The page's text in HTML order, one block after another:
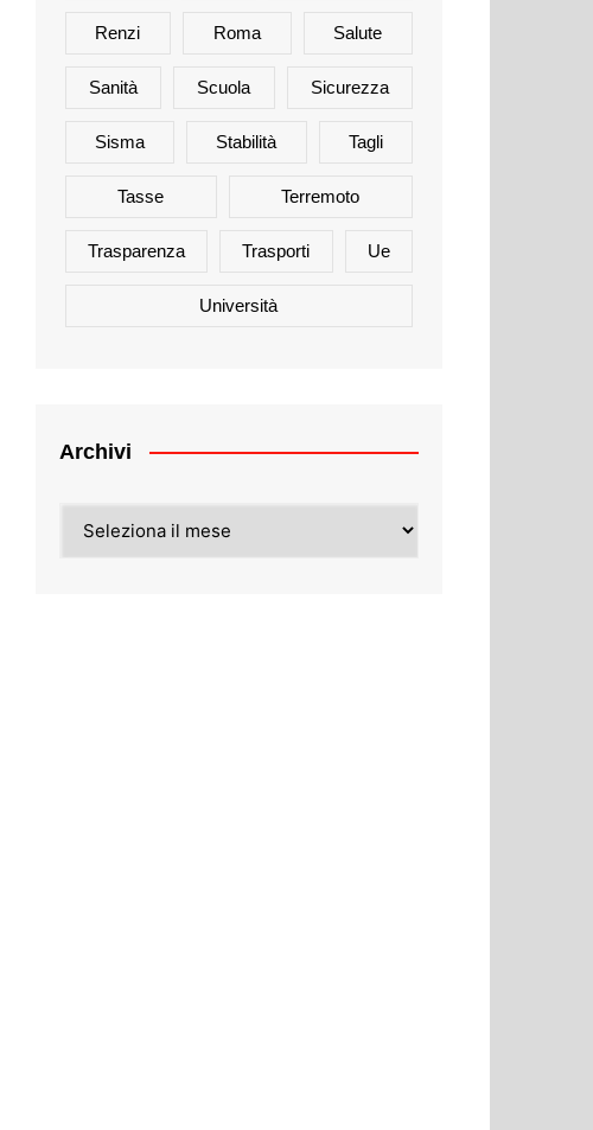
Renzi Roma Salute
Sanità Scuola Sicurezza
Sisma Stabilità Tagli
Tasse Terremoto
Trasparenza Trasporti Ue
Università
Archivi